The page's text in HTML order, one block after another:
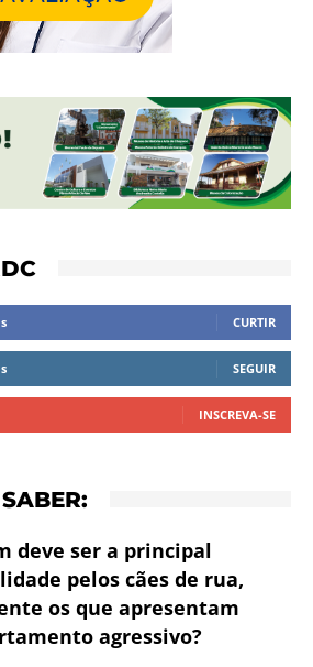
CURTIR
SEGUIR
INSCREVA-SE
deve ser a principal
pelos cães de rua,
os que apresentam
agressivo?